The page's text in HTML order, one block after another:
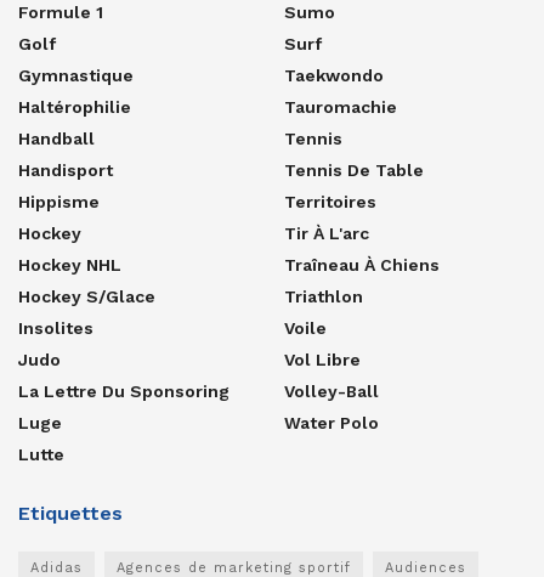
Formule 1
Golf
Gymnastique
Haltérophilie
Handball
Handisport
Hippisme
Hockey
Hockey NHL
Hockey S/glace
Insolites
Judo
La Lettre Du Sponsoring
Luge
Lutte
Sumo
Surf
Taekwondo
Tauromachie
Tennis
Tennis De Table
Territoires
Tir À L'arc
Traîneau À Chiens
Triathlon
Voile
Vol Libre
Volley-Ball
Water Polo
Etiquettes
Adidas Agences de marketing sportif Audiences